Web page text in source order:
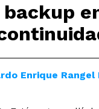
Enrique Rangel